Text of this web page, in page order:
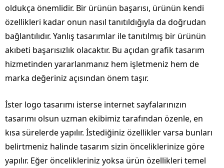
oldukça önemlidir. Bir ürünün başarısı, ürünün kendi
özellikleri kadar onun nasıl tanıtıldığıyla da doğrudan
bağlantılıdır. Yanlış tasarımlar ile tanıtılmış bir ürünün
akıbeti başarısızlık olacaktır. Bu açıdan grafik tasarım
hizmetinden yararlanmanız hem işletmeniz hem de
marka değeriniz açısından önem taşır.
İster logo tasarımı isterse internet sayfalarınızın
tasarımı olsun uzman ekibimiz tarafından özenle, en
kısa sürelerde yapılır. İstediğiniz özellikler varsa bunları
belirtmeniz halinde tasarım sizin önceliklerinize göre
yapılır. Eğer öncelikleriniz yoksa ürün özellikleri temel